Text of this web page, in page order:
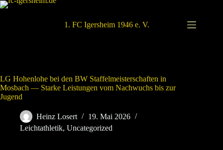
Zum
1. FC Igersheim 1946 e. V.
LG Hohenlohe bei den BW Staffelmeisterschaften in
Mosbach — Starke Leistungen vom Nachwuchs bis zur
Jugend
Heinz Losert
19. Mai 2026
Leichtathletik, Uncategorized